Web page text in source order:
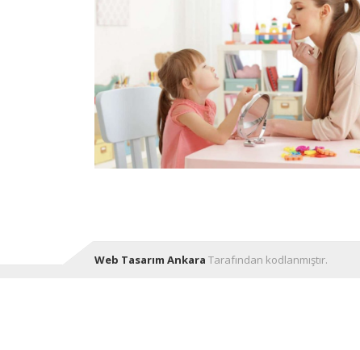
Web Tasarım Ankara Tarafından kodlanmıştır.